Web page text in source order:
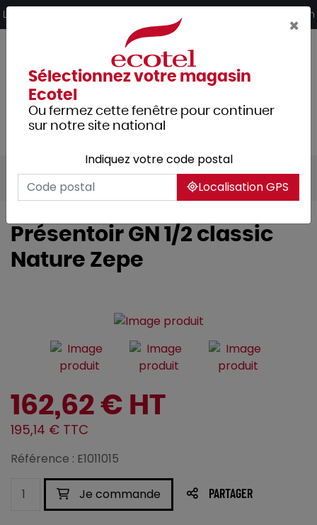
Livraison offerte dès 249€ HT d’achat et retrait 2h en magasin
Tous les produits Hôtellerie
Présentoir GN 1/2 classic
Nature Zepe
162,62 € HT
195,14 € TTC
Référence : E1011015
Je commande PARTAGER
×
Sélectionnez votre magasin
Ecotel
Ou fermez cette fenêtre pour continuer
sur notre site national
Indiquez votre code postal
Localisation GPS
Panneau de gestion des cookies